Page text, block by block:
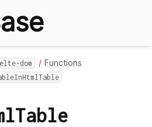
dom
Functions